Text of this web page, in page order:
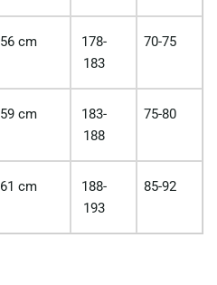
56 cm
178-
183
70-75
59 cm
183-
188
75-80
61 cm
188-
193
85-92